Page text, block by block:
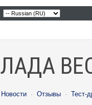
ЛАДА
Новости · Отзывы · Тест-